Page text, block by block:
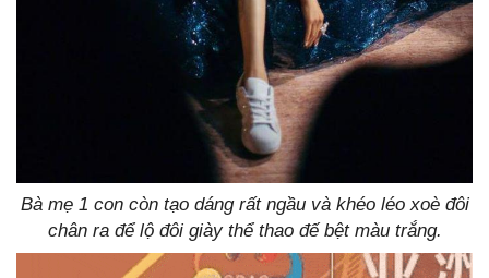
Bà mẹ 1 con còn tạo dáng rất ngầu và khéo léo xoè đôi
chân ra để lộ đôi giày thể thao đế bệt màu trắng.